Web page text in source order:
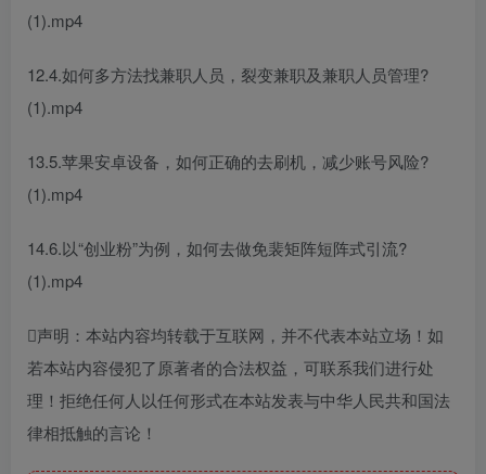
(1).mp4
12.4.如何多方法找兼职人员，裂变兼职及兼职人员管理?
(1).mp4
13.5.苹果安卓设备，如何正确的去刷机，减少账号风险?
(1).mp4
14.6.以“创业粉”为例，如何去做免裴矩阵短阵式引流?
(1).mp4
声明：本站内容均转载于互联网，并不代表本站立场！如
若本站内容侵犯了原著者的合法权益，可联系我们进行处
理！拒绝任何人以任何形式在本站发表与中华人民共和国法
律相抵触的言论！